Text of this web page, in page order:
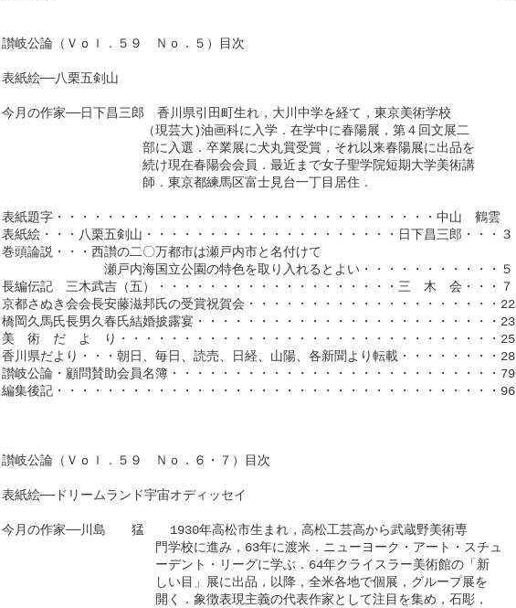
讃岐公論（Ｖｏｌ．５９　Ｎｏ．５）目次
表紙絵──八栗五剣山
今月の作家──日下昌三郎　香川県引田町生れ，大川中学を経て，東京美術学校
（現芸大)油画科に入学．在学中に春陽展，第４回文展二
部に入選．卒業展に犬丸賞受賞，それ以来春陽展に出品を
続け現在春陽会会員．最近まで女子聖学院短期大学美術講
師．東京都練馬区富士見台一丁目居住．
表紙題字・・・・・・・・・・・・・・・・・・・・・・・・・・・・・・中山　鶴雲
表紙絵・・・八栗五剣山・・・・・・・・・・・・・・・・・・・・日下昌三郎・・・３
巻頭論説・・・西讃の二〇万都市は瀬戸内市と名付けて
瀬戸内海国立公園の特色を取り入れるとよい・・・・・・・・・・・５
長編伝記　三木武吉（五）・・・・・・・・・・・・・・・・・・・三　木　会・・・７
京都さぬき会会長安藤滋邦氏の受賞祝賀会・・・・・・・・・・・・・・・・・・・・22
橋岡久馬氏長男久春氏結婚披露宴・・・・・・・・・・・・・・・・・・・・・・・・23
美　術　だ　よ　り・・・・・・・・・・・・・・・・・・・・・・・・・・・・・・25
香川県だより・・・朝日、毎日、読売、日経、山陽、各新聞より転載・・・・・・・・28
讃岐公論・顧問賛助会員名簿・・・・・・・・・・・・・・・・・・・・・・・・・・79
編集後記・・・・・・・・・・・・・・・・・・・・・・・・・・・・・・・・・・・96
讃岐公論（Ｖｏｌ．５９　Ｎｏ．６・７）目次
表紙絵──ドリームランド宇宙オディッセイ
今月の作家──川島　　猛　　1930年高松市生まれ，高松工芸高から武蔵野美術専
門学校に進み，63年に渡米．ニューヨーク・アート・スチュ
ーデント・リーグに学ぶ．64年クライスラー美術館の「新
しい目」展に出品，以降，全米各地で個展，グループ展を
開く．象徴表現主義の代表作家として注目を集め，石彫，